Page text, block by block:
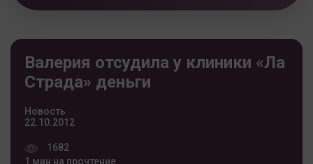
Валерия отсудила у клиники «Ла
Страда» деньги
Новость
22.10.2012
1682
1 мин на прочтение